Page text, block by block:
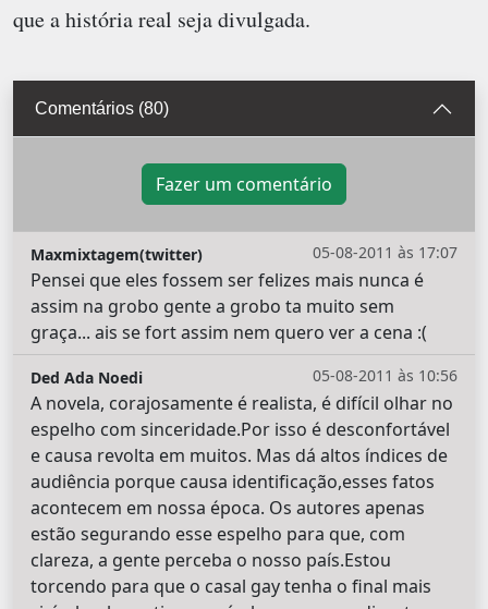
que a história real seja divulgada.
Comentários (80)
Fazer um comentário
05-08-2011 às 17:07
Maxmixtagem(twitter)
Pensei que eles fossem ser felizes mais nunca é
assim na grobo gente a grobo ta muito sem
graça... ais se fort assim nem quero ver a cena :(
05-08-2011 às 10:56
Ded Ada Noedi
A novela, corajosamente é realista, é difícil olhar no
espelho com sinceridade.Por isso é desconfortável
e causa revolta em muitos. Mas dá altos índices de
audiência porque causa identificação,esses fatos
acontecem em nossa época. Os autores apenas
estão segurando esse espelho para que, com
clareza, a gente perceba o nosso país.Estou
torcendo para que o casal gay tenha o final mais